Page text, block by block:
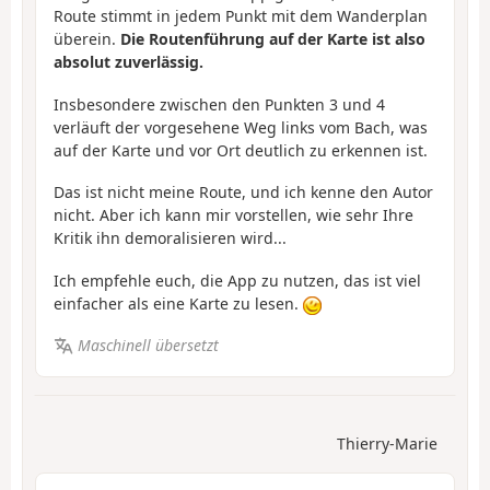
Route stimmt in jedem Punkt mit dem Wanderplan
überein. Die Routenführung auf der Karte ist also
absolut zuverlässig.
Insbesondere zwischen den Punkten 3 und 4
verläuft der vorgesehene Weg links vom Bach, was
auf der Karte und vor Ort deutlich zu erkennen ist.
Das ist nicht meine Route, und ich kenne den Autor
nicht. Aber ich kann mir vorstellen, wie sehr Ihre
Kritik ihn demoralisieren wird...
Ich empfehle euch, die App zu nutzen, das ist viel
einfacher als eine Karte zu lesen.
Maschinell übersetzt
Thierry-Marie